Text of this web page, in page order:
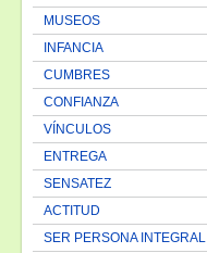
MUSEOS
INFANCIA
CUMBRES
CONFIANZA
VÍNCULOS
ENTREGA
SENSATEZ
ACTITUD
SER PERSONA INTEGRAL